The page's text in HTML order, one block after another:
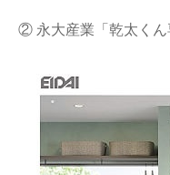
② 永大産業「乾太くん